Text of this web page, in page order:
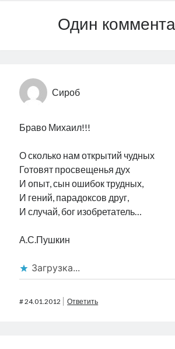
Один
Сироб
Браво Михаил!!!
О сколько нам открытий чудных
Готовят просвещенья дух
И опыт, сын ошибок трудных,
И гений, парадоксов друг,
И случай, бог изобретатель…
А.С.Пушкин
Загрузка...
#24.01.2012 Ответить